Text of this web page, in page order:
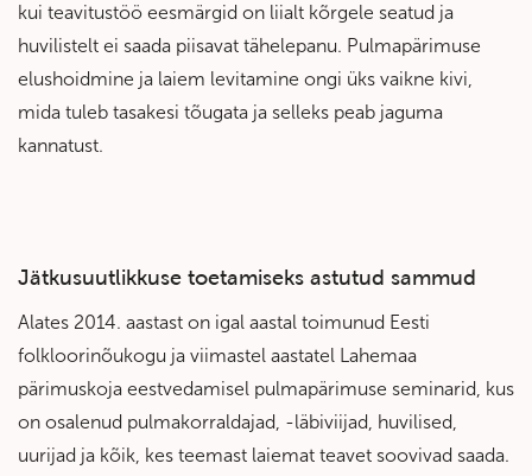
kui teavitustöö eesmärgid on liialt kõrgele seatud ja
huvilistelt ei saada piisavat tähelepanu. Pulmapärimuse
elushoidmine ja laiem levitamine ongi üks vaikne kivi,
mida tuleb tasakesi tõugata ja selleks peab jaguma
kannatust.
Jätkusuutlikkuse toetamiseks astutud sammud
Alates 2014. aastast on igal aastal toimunud Eesti
folkloorinõukogu ja viimastel aastatel Lahemaa
pärimuskoja eestvedamisel pulmapärimuse seminarid, kus
on osalenud pulmakorraldajad, -läbiviijad, huvilised,
uurijad ja kõik, kes teemast laiemat teavet soovivad saada.